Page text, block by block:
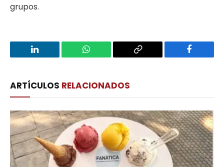
grupos.
LinkedIn WhatsApp
Copy
Facebook
ARTÍCULOS RELACIONADOS